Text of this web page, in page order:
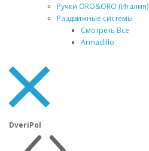
Ручки ORO&ORO (Италия)
Раздвижные системы
Смотреть Все
Armadillo
DveriPol